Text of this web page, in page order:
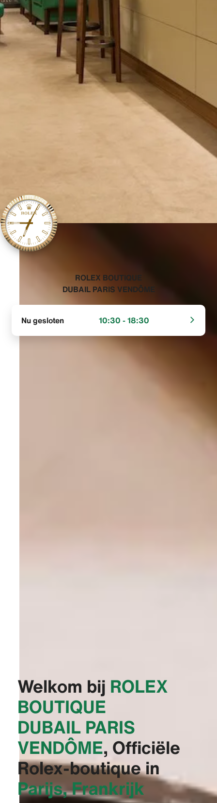
‭ROLEX BOUTIQUE
DUBAIL PARIS VENDÔME‬
Nu gesloten 10:30 - 18:30
Welkom bij ‭ROLEX
BOUTIQUE
DUBAIL PARIS
VENDÔME‬, Officiële
Rolex-boutique in
Parijs, Frankrijk